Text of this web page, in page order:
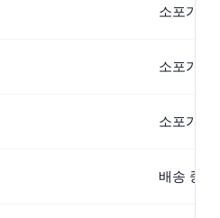
소포가
소포가
소포가
배송 중